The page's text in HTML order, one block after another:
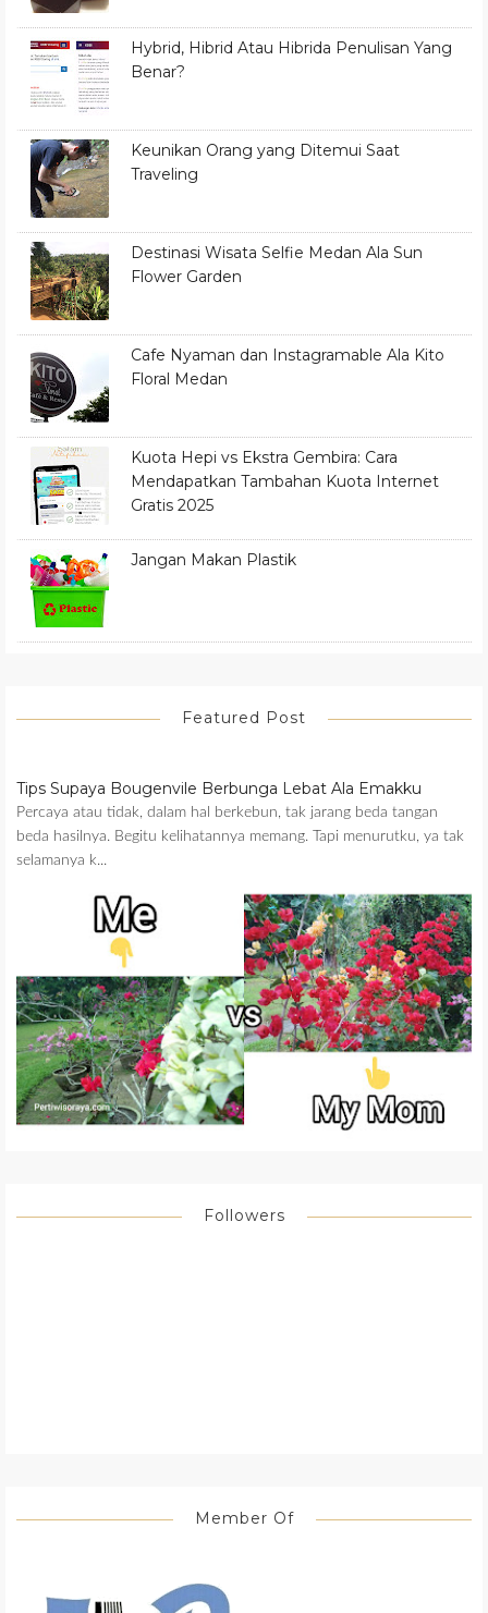
Hybrid, Hibrid Atau Hibrida Penulisan Yang
Benar?
Keunikan Orang yang Ditemui Saat
Traveling
Destinasi Wisata Selfie Medan Ala Sun
Flower Garden
Cafe Nyaman dan Instagramable Ala Kito
Floral Medan
Kuota Hepi vs Ekstra Gembira: Cara
Mendapatkan Tambahan Kuota Internet
Gratis 2025
Jangan Makan Plastik
Featured Post
Tips Supaya Bougenvile Berbunga Lebat Ala Emakku
Percaya atau tidak, dalam hal berkebun, tak jarang beda tangan
beda hasilnya. Begitu kelihatannya memang. Tapi menurutku, ya tak
selamanya k...
Followers
Member Of